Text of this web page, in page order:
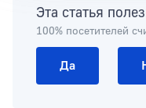
Эта статья
100% посетителей
Да